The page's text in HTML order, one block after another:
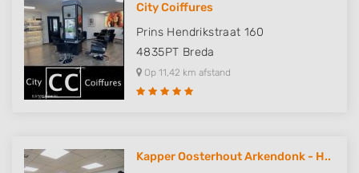
City Coiffures
Prins Hendrikstraat 160
4835PT Breda
Op 11,42 km afstand
Kapper Oosterhout Arkendonk - H..